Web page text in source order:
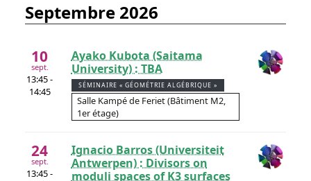
septembre 2026
10
sept.
13:45 -
14:45
Ayako Kubota (Saitama
University) : TBA
SÉMINAIRE « GÉOMÉTRIE ALGÉBRIQUE »
Salle Kampé de Feriet (Bâtiment M2,
1er étage)
24
sept.
13:45 -
Ignacio Barros (Universiteit
Antwerpen) : Divisors on
moduli spaces of K3 surfaces